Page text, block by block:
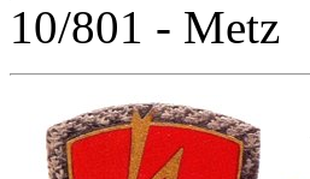
10/801 - Metz